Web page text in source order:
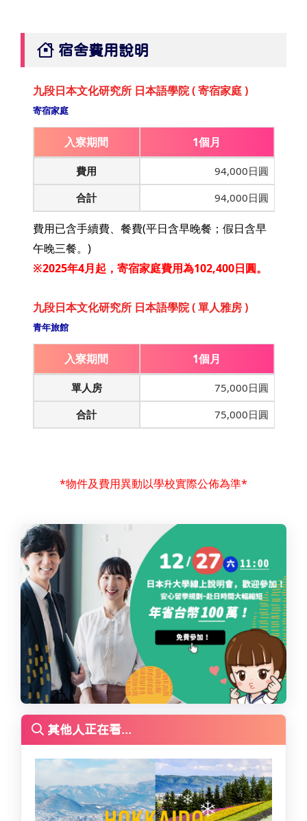
宿舍費用說明
九段日本文化研究所 日本語學院 ( 寄宿家庭 )
寄宿家庭
入寮期間 1個月
費用
94,000日圓
合計
94,000日圓
費用已含手續費、餐費(平日含早晚餐；假日含早
午晚三餐。)
※2025年4月起，寄宿家庭費用為102,400日圓。
九段日本文化研究所 日本語學院 ( 單人雅房 )
青年旅館
入寮期間 1個月
單人房
75,000日圓
合計
75,000日圓
*物件及費用異動以學校實際公佈為準*
其他人正在看...